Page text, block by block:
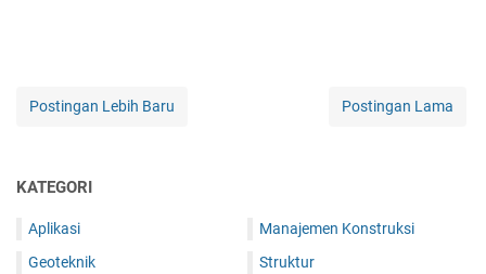
Postingan Lebih Baru Postingan Lama
KATEGORI
Aplikasi
Geoteknik
Manajemen Konstruksi
Struktur